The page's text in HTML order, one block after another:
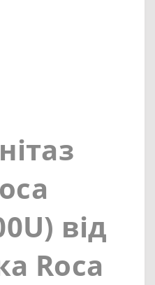
від
Roca